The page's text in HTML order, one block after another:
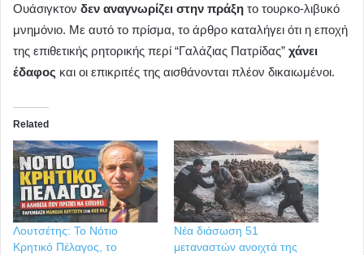
Ουάσιγκτον δεν αναγνωρίζει στην πράξη το τουρκο-λιβυκό
μνημόνιο. Με αυτό το πρίσμα, το άρθρο καταλήγει ότι η εποχή
της επιθετικής ρητορικής περί “Γαλάζιας Πατρίδας” χάνει
έδαφος και οι επικριτές της αισθάνονται πλέον δικαιωμένοι.
Related
Λουτσέτης: Το Νότιο
Κρητικό Πέλαγος, το
Νέα διάσωση 51
μεταναστών ανοιχτά της